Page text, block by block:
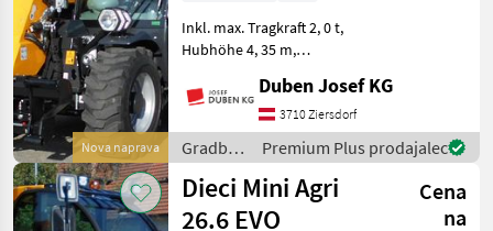
Nova naprava
Inkl. max. Tragkraft 2, 0 t,
Hubhöhe 4, 35 m,
elektroproportinaler
Joystick 4 in 1 und FNR-
Umschaltung,
Heizung/Lüftung, hydr.
Schnellwechselsystem u
Duben Josef KG
3710 Ziersdorf
Gradbeni
stroji /
Dieci
Premium Plus prodajalec
Dieci Mini Agri
26.6 EVO
Cena
na